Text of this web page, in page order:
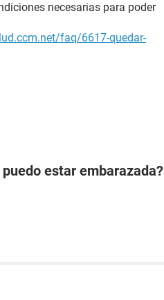
necesarias para poder
faq/6617-quedar-
estar embarazada?